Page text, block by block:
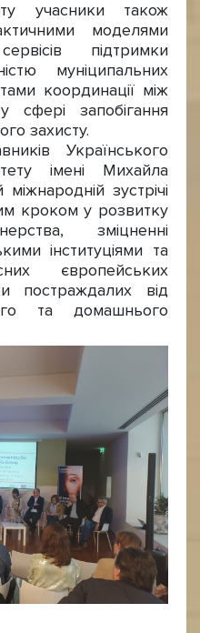
також
моделями
підтримки
муніципальних
координації між
сфері запобігання
захисту.
Українського
імені Михайла
зустрічі
кроком у розвитку
зміцненні
інституціями та
європейських
постраждалих від
та домашнього